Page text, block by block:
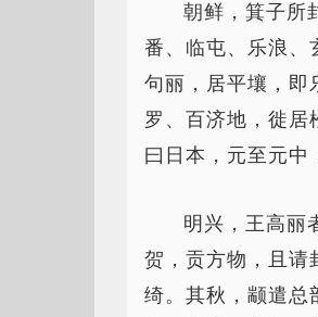
朝鲜，箕子所
番、临屯、乐浪、
句丽，居平壤，即
罗、百济地，徙居
曰日本，元至元中
明兴，王高丽
贺，贡方物，且请
绮。其秋，颛遣总